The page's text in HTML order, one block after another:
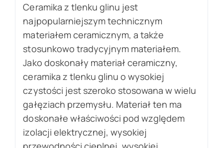
Ceramika z tlenku glinu jest
najpopularniejszym technicznym
materiałem ceramicznym, a także
stosunkowo tradycyjnym materiałem.
Jako doskonały materiał ceramiczny,
ceramika z tlenku glinu o wysokiej
czystości jest szeroko stosowana w wielu
gałęziach przemysłu. Materiał ten ma
doskonałe właściwości pod względem
izolacji elektrycznej, wysokiej